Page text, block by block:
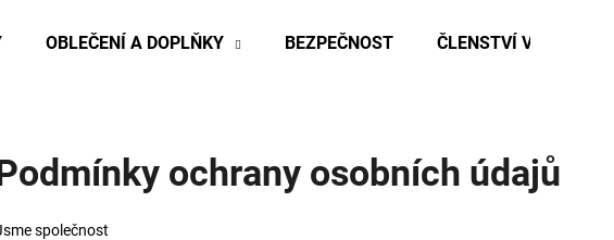
OBLEČENÍ A DOPLŇKY BEZPEČNOST ČLENSTVÍ V ČHS /
ochrany osobních údajů
společnost